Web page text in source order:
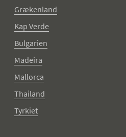
Grækenland
Kap Verde
Bulgarien
Madeira
Mallorca
Thailand
Tyrkiet